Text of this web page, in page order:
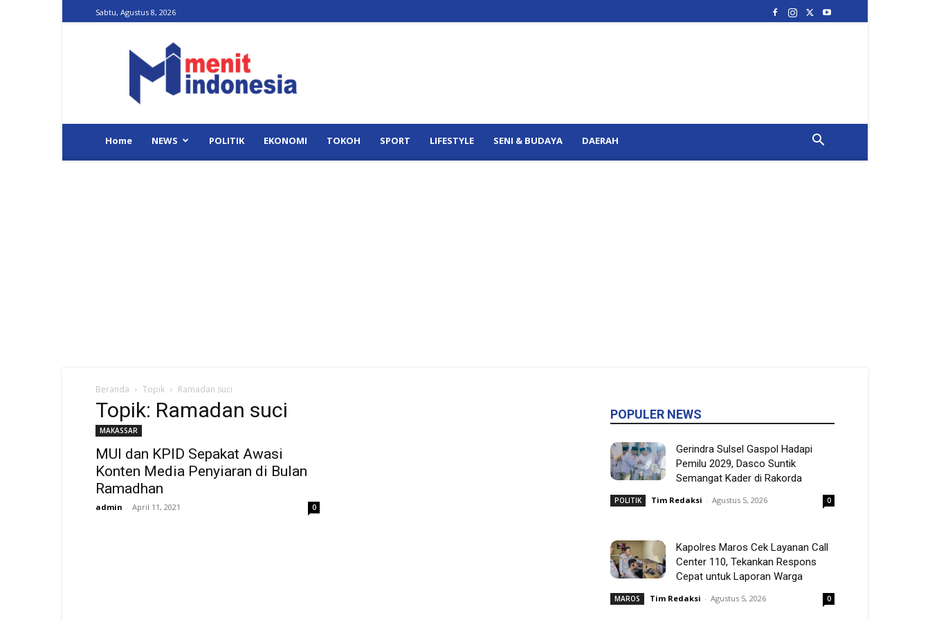
Sabtu, Agustus 8, 2026
Indonesia
Home NEWS POLITIK EKONOMI TOKOH SPORT LIFESTYLE SENI & BUDAYA DAERAH
Beranda Topik Ramadan suci
Topik: Ramadan suci
MAKASSAR
MUI dan KPID Sepakat Awasi
Konten Media Penyiaran di Bulan
Ramadhan
admin - April 11, 2021 0
POPULER NEWS
Gerindra Sulsel Gaspol Hadapi
Pemilu 2029, Dasco Suntik
Semangat Kader di Rakorda
POLITIK Tim Redaksi - Agustus 5, 2026 0
Kapolres Maros Cek Layanan Call
Center 110, Tekankan Respons
Cepat untuk Laporan Warga
MAROS Tim Redaksi - Agustus 5, 2026 0